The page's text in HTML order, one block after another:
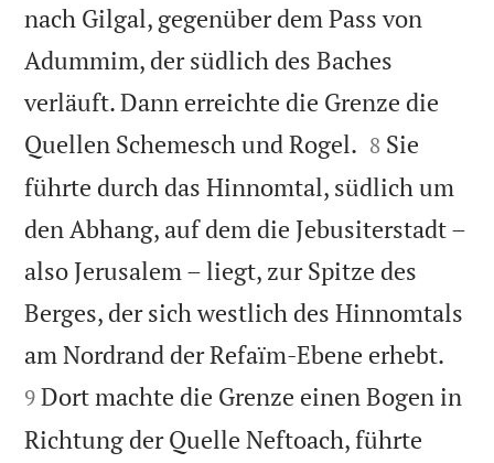
nach Gilgal, gegenüber dem Pass von
Adummim, der südlich des Baches
verläuft. Dann erreichte die Grenze die
Quellen Schemesch und Rogel. 

8 Sie
führte durch das Hinnomtal, südlich um
den Abhang, auf dem die Jebusiterstadt –
also Jerusalem – liegt, zur Spitze des
Berges, der sich westlich des Hinnomtals
am Nordrand der Refaïm-Ebene erhebt.
9 Dort machte die Grenze einen Bogen in
Richtung der Quelle Neftoach, führte